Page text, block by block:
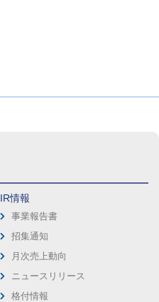
IR情報
事業報告書
招集通知
月次売上動向
ニュースリリース
格付情報